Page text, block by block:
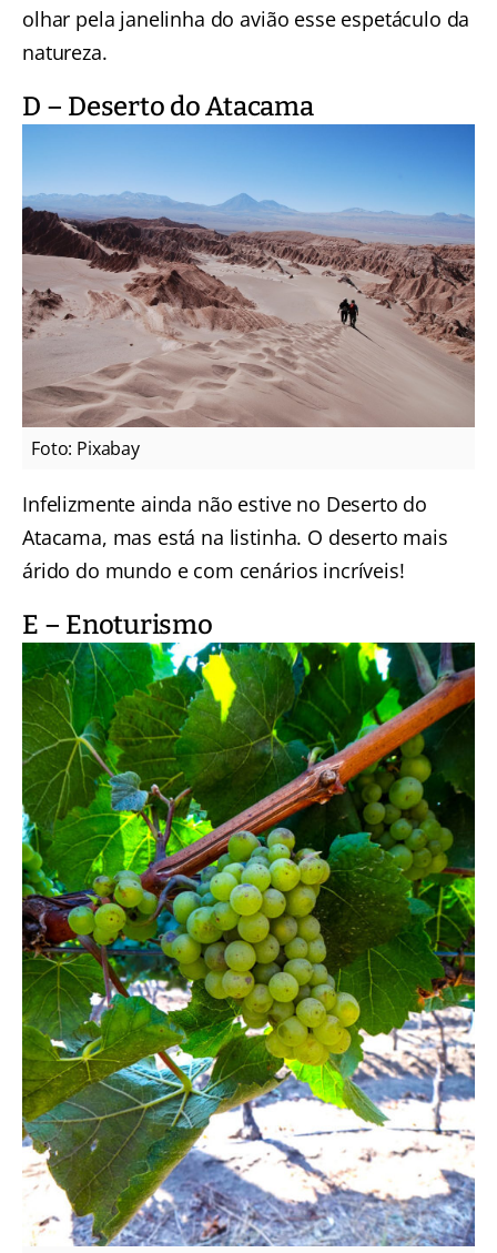
olhar pela janelinha do avião esse espetáculo da
natureza.
D – Deserto do Atacama
Foto: Pixabay
Infelizmente ainda não estive no Deserto do
Atacama, mas está na listinha. O deserto mais
árido do mundo e com cenários incríveis!
E – Enoturismo